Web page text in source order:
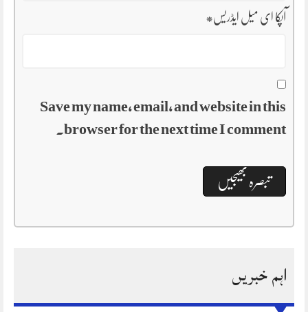
آپکا ای میل ایڈریس*
Save my name, email, and website in this
browser for the next time I comment.
اہم خبریں